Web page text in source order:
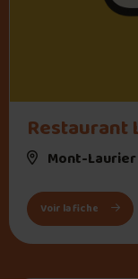
Restaurant
Mont-Laurier
Voir la fiche :